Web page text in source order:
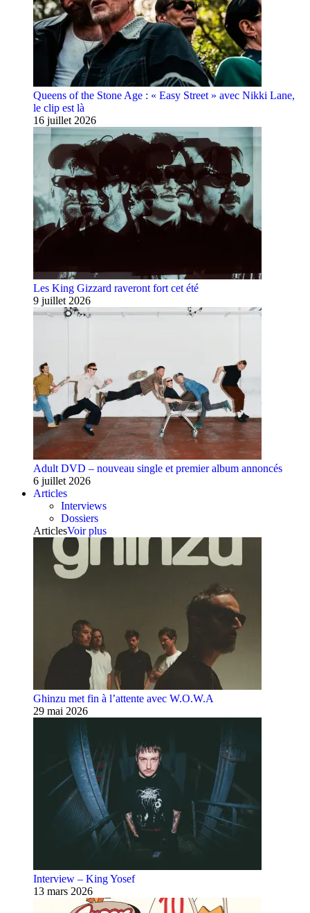
Queens of the Stone Age : « Easy Street » avec Nikki Lane,
le clip est là
16 juillet 2026
Les King Gizzard raveront fort cet été
9 juillet 2026
Adult DVD – nouveau single et premier album annoncés
6 juillet 2026
Articles
Interviews
Dossiers
ArticlesVoir plus
Ghinzu met fin à l’attente avec W.O.W.A
29 mai 2026
Interview – King Yosef
13 mars 2026